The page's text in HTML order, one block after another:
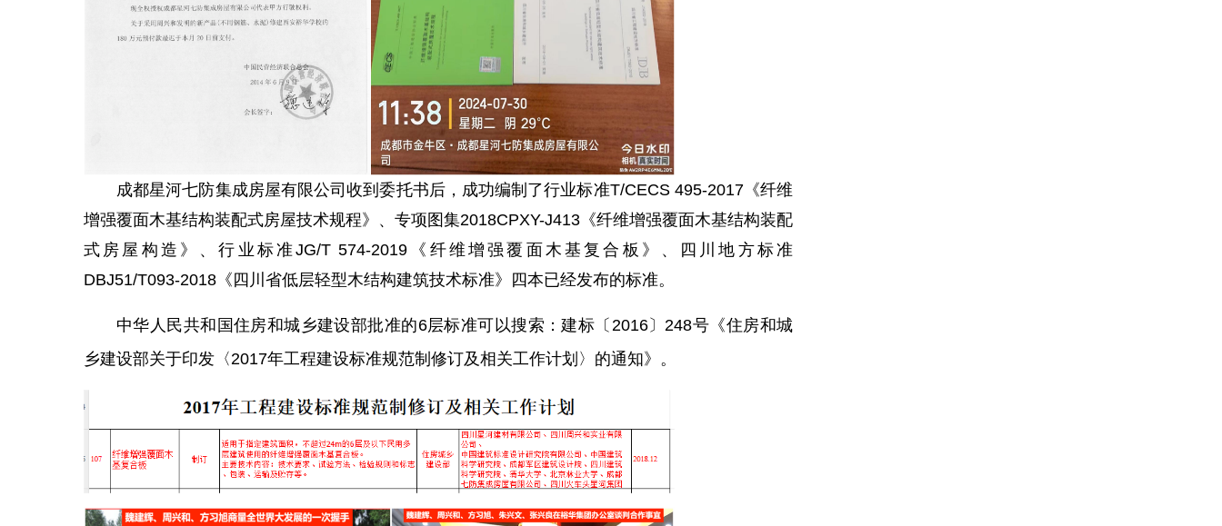
成都星河七防集成房屋有限公司收到委托书后，成功编制了行业标准T/CECS 495-2017《纤维
增强覆面木基结构装配式房屋技术规程》、专项图集2018CPXY-J413《纤维增强覆面木基结构装配
式房屋构造》、行业标准JG/T 574-2019《纤维增强覆面木基复合板》、四川地方标准
DBJ51/T093-2018《四川省低层轻型木结构建筑技术标准》四本已经发布的标准。
中华人民共和国住房和城乡建设部批准的6层标准可以搜索：建标〔2016〕248号《住房和城
乡建设部关于印发〈2017年工程建设标准规范制修订及相关工作计划〉的通知》。